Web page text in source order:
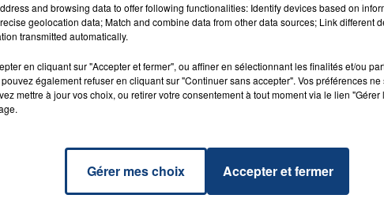
Wake Me
Up
BROWN
RADIO CONTACT
and browsing data to offer following functionalities: Identify devices based on
geolocation data; Match and combine data from other data sources; Link different
transmitted automatically.
en cliquant sur "Accepter et fermer", ou affiner en sélectionnant les finalités et/ou
également refuser en cliquant sur "Continuer sans accepter". Vos préférences
mettre à jour vos choix, ou retirer votre consentement à tout moment via le lien
Gérer mes choix Accepter et fermer